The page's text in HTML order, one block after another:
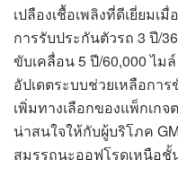
เปลืองเชื้อเพลิงที่ดีเยี่ยม
การรับประกันตัวรถ 3 ปี/
ขับเคลื่อน 5 ปี/60,000 ไม
อัปเดตระบบช่วยเหลือกา
เพิ่มทางเลือกของแพ็กเก
น่าสนใจให้กับผู้บริโภค
สมรรถนะออฟโรดเหนือชั้